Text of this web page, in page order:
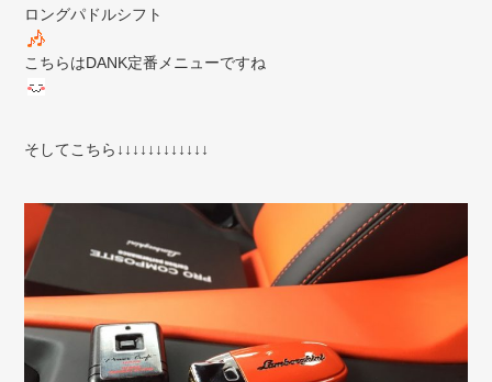
ロングパドルシフト
こちらはDANK定番メニューですね
そしてこちら↓↓↓↓↓↓↓↓↓↓↓↓